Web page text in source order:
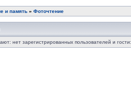
и память » Фоточтение
нет зарегистрированных пользователей и